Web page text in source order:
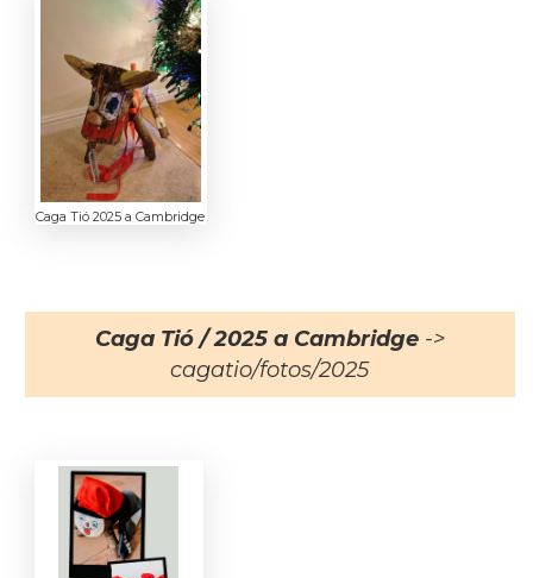
Caga Tió 2025 a Cambridge
Caga Tió / 2025 a Cambridge->
cagatio/fotos/2025